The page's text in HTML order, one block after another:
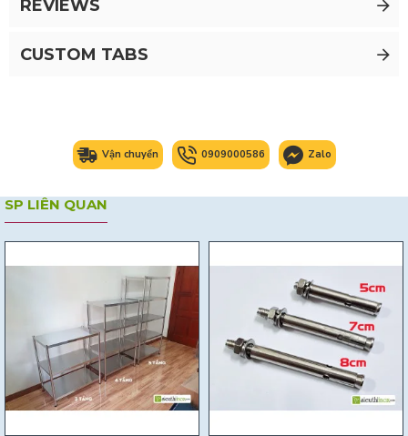
REVIEWS
CUSTOM TABS
Vận chuyển 0909000586 Zalo
SP LIÊN QUAN